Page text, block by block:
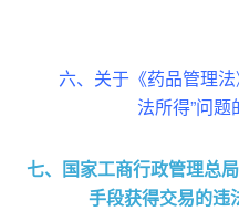
六、关于《药品管理
法所得”问题
七、国家工商行政管理总
手段获得交易的违